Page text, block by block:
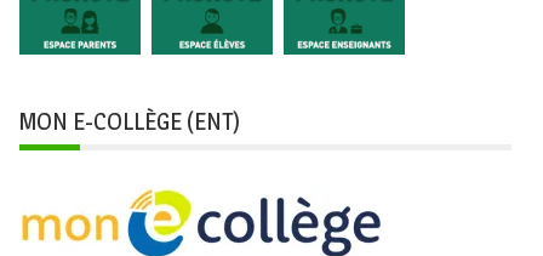
MON E-COLLÈGE (ENT)